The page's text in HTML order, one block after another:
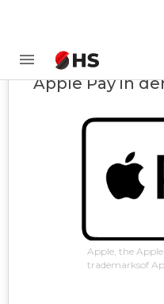
Apple Pay in
Apple, the
trademarksof